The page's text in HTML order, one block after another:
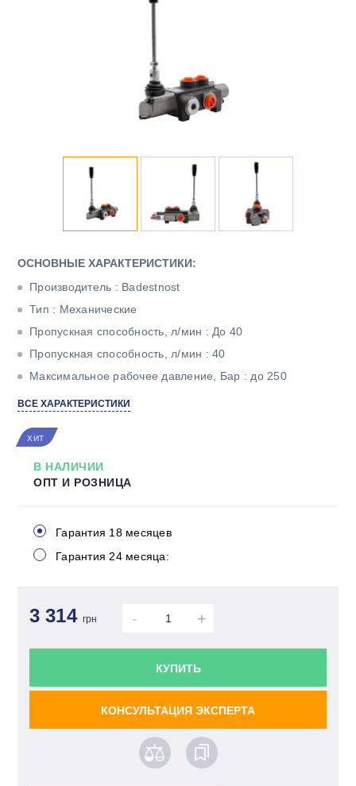
ОСНОВНЫЕ ХАРАКТЕРИСТИКИ:
Производитель : Badestnost
Тип : Механические
Пропускная способность, л/мин : До 40
Пропускная способность, л/мин : 40
Максимальное рабочее давление, Бар : до 250
Тип корпуса : Моноблочный
ВСЕ ХАРАКТЕРИСТИКИ
ХИТ
В НАЛИЧИИ
ОПТ И РОЗНИЦА
Гарантия 18 месяцев
Гарантия 24 месяца:
3 314 грн - +
КУПИТЬ
КОНСУЛЬТАЦИЯ ЭКСПЕРТА